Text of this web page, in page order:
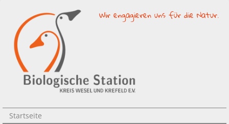
Wir engagieren uns für die Natur.
Startseite